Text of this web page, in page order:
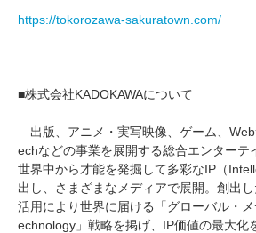
https://tokorozawa-sakuratown.com/
■株式会社KADOKAWAについて
出版、アニメ・実写映像、ゲーム、
echなどの事業を展開する総合エンターテ
世界中から才能を発掘して多彩なIP（
出し、さまざまなメディアで展開。創出
活用により世界に届ける「グローバル・
echnology」戦略を掲げ、IP価値の最大化